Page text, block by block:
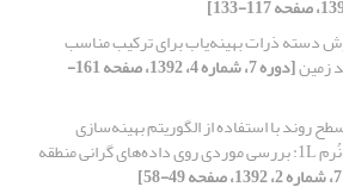
دسته ذرات بهینه‌یاب برای ترکیب مناسب
زمین [دوره 7، شماره 4، 1392، صفحه 161-
روند با استفاده از الگوریتم بهینه‌سازی
اجتماع ذرات و به‌کارگیری نُرم 1L: بررسی موردی روی داده‌های گرانی منطقه